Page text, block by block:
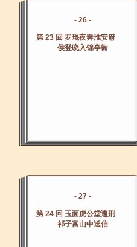
- 26 -
第 23 回 罗琨夜奔淮安府
侯登晓入锦亭衙
- 27 -
第 24 回 玉面虎公堂遭刑
祁子富山中送信